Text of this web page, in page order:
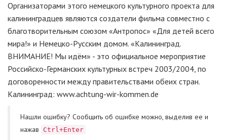
Организаторами этого немецкого культурного проекта для
калининградцев являются создатели фильма совместно с
благотворительным союзом «Антропос» «Для детей всего
мира!» и Немецко-Русским домом. «Калининград.
ВНИМАНИЕ! Мы идём» - это официальное мероприятие
Российско-Германских культурных встреч 2003/2004, по
договоренности между правительствами обеих стран.
Калининград: www.achtung-wir-kommen.de
Нашли ошибку? Cообщить об ошибке можно, выделив ее и
нажав
Ctrl+Enter